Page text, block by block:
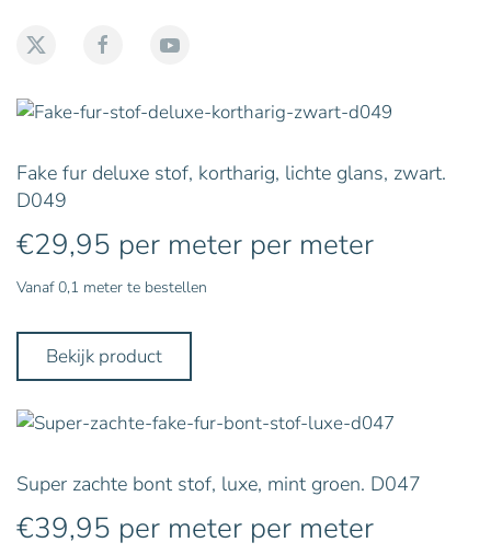
Fake fur deluxe stof, kortharig, lichte glans, zwart.
D049
€29,95 per meter per meter
Vanaf 0,1 meter te bestellen
Bekijk product
Super zachte bont stof, luxe, mint groen. D047
€39,95 per meter per meter